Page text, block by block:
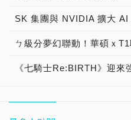
ㄅ級分夢幻聯動！華碩ｘ